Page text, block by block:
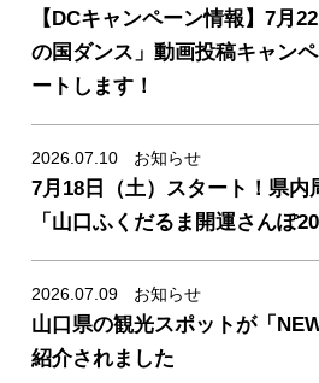
【DCキャンペーン情報】7月
の国ダンス」動画投稿キャン
ートします！
news/detail_343.html
7月18日（土）スタート！県内
「山口ふくだるま開運さんぽ
2026.07.10 お知らせ
news/detail_336.html
山口県の観光スポットが「
紹介されました
2026.07.09 お知らせ
news/detail_335.html